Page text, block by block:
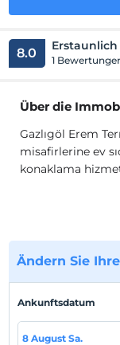
8.0 Erstaunlich
1
Über die
Gazlıgöl Erem
misafirlerine ev
konaklama
Gazlıgöl Erem
havuzu, mutfak,
Ändern Sie
Ankunftsdatum
8 August Sa.